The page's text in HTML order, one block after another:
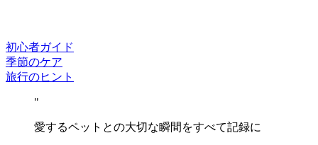
初心者ガイド
季節のケア
旅行のヒント
"
愛するペットとの大切な瞬間をすべて記録に